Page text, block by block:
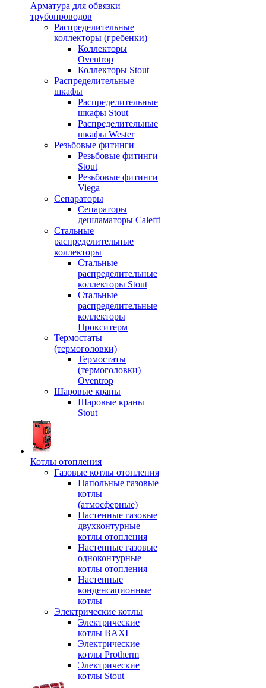
Арматура для обвязки
трубопроводов
Распределительные
коллекторы (гребенки)
Коллекторы
Oventrop
Коллекторы Stout
Распределительные
шкафы
Распределительные
шкафы Stout
Распределительные
шкафы Wester
Резьбовые фитинги
Резьбовые фитинги
Stout
Резьбовые фитинги
Viega
Сепараторы
Сепараторы
дешламаторы Caleffi
Стальные
распределительные
коллекторы
Стальные
распределительные
коллекторы Stout
Стальные
распределительные
коллекторы
Прокситерм
Термостаты
(термоголовки)
Термостаты
(термоголовки)
Oventrop
Шаровые краны
Шаровые краны
Stout
Котлы отопления
Газовые котлы отопления
Напольные газовые
котлы
(атмосферные)
Настенные газовые
двухконтурные
котлы отопления
Настенные газовые
одноконтурные
котлы отопления
Настенные
конденсационные
котлы
Электрические котлы
Электрические
котлы BAXI
Электрические
котлы Protherm
Электрические
котлы Stout